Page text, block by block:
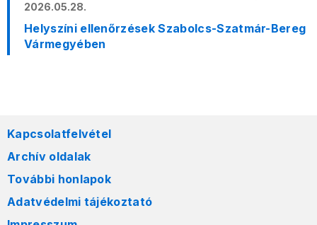
2026.05.28.
Helyszíni ellenőrzések Szabolcs-Szatmár-Bereg
Vármegyében
Kapcsolatfelvétel
Archív oldalak
További honlapok
Adatvédelmi tájékoztató